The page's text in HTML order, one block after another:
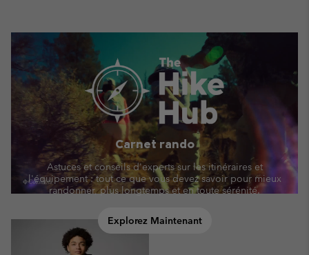
Carnet rando
Astuces et conseils d'experts sur les itinéraires et
l'équipement : tout ce que vous devez savoir pour mieux
randonner, plus longtemps et en toute sérénité.
Explorez Maintenant